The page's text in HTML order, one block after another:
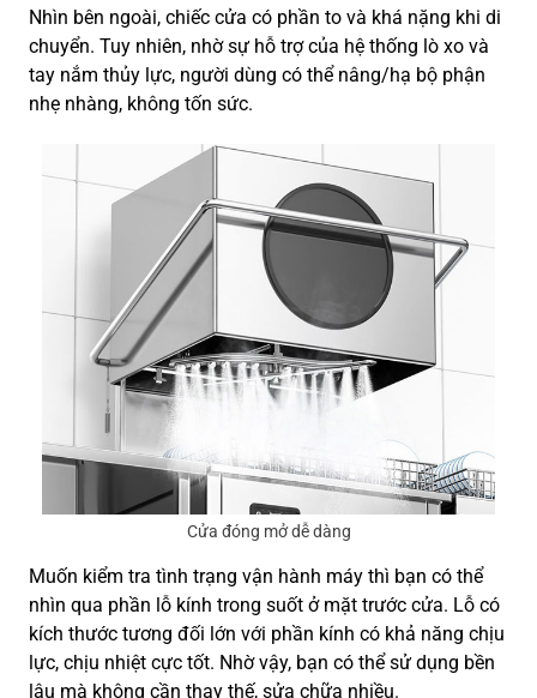
Nhìn bên ngoài, chiếc cửa có phần to và khá nặng khi di
chuyển. Tuy nhiên, nhờ sự hỗ trợ của hệ thống lò xo và
tay nắm thủy lực, người dùng có thể nâng/hạ bộ phận
nhẹ nhàng, không tốn sức.
Cửa đóng mở dễ dàng
Muốn kiểm tra tình trạng vận hành máy thì bạn có thể
nhìn qua phần lỗ kính trong suốt ở mặt trước cửa. Lỗ có
kích thước tương đối lớn với phần kính có khả năng chịu
lực, chịu nhiệt cực tốt. Nhờ vậy, bạn có thể sử dụng bền
lâu mà không cần thay thế, sửa chữa nhiều.